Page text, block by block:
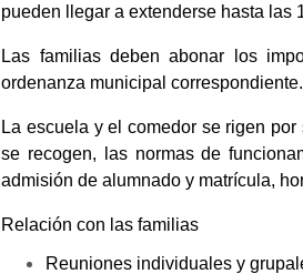
pueden llegar a extenderse hasta las
Las familias deben abonar los
ordenanza municipal
La escuela y el comedor se rigen
se recogen, las normas de
admisión de alumnado y matrícula,
Relación con las familias
Reuniones individuales y